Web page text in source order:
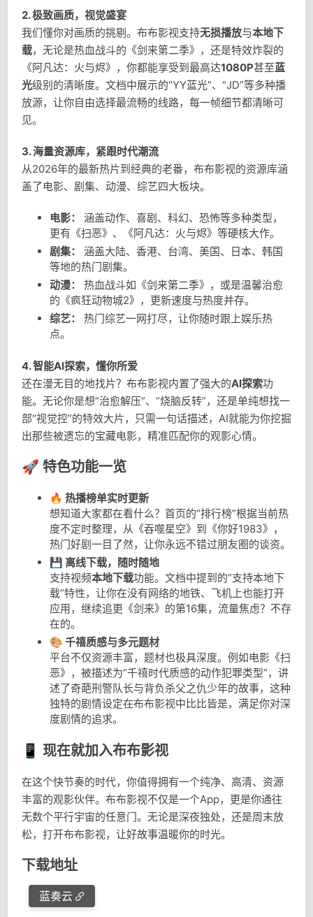
2. 极致画质，视觉盛宴
我们懂你对画质的挑剔。布布影视支持无损播放与本地下
载，无论是热血战斗的《剑来第二季》，还是特效炸裂的
《阿凡达：火与烬》，你都能享受到最高达1080P甚至蓝
光级别的清晰度。文档中展示的“YY蓝光”、“JD”等多种播
放源，让你自由选择最流畅的线路，每一帧细节都清晰可
见。
3. 海量资源库，紧跟时代潮流
从2026年的最新热片到经典的老番，布布影视的资源库涵
盖了电影、剧集、动漫、综艺四大板块。
电影：
涵盖动作、喜剧、科幻、恐怖等多种类型，
更有《扫恶》、《阿凡达：火与烬》等硬核大作。
剧集：
涵盖大陆、香港、台湾、美国、日本、韩国
等地的热门剧集。
动漫：
热血战斗如《剑来第二季》，或是温馨治愈
的《疯狂动物城2》，更新速度与热度并存。
综艺：
热门综艺一网打尽，让你随时跟上娱乐热
点。
4. 智能AI探索，懂你所爱
还在漫无目的地找片？布布影视内置了强大的AI探索功
能。无论你是想“治愈解压”、“烧脑反转”，还是单纯想找一
部“视觉控”的特效大片，只需一句话描述，AI就能为你挖掘
出那些被遗忘的宝藏电影，精准匹配你的观影心情。
🚀 特色功能一览
🔥 热播榜单实时更新
想知道大家都在看什么？首页的“排行榜”根据当前热
度不定时整理，从《吞噬星空》到《你好1983》，
热门好剧一目了然，让你永远不错过朋友圈的谈资。
💾 离线下载，随时随地
支持视频本地下载功能。文档中提到的“支持本地下
载”特性，让你在没有网络的地铁、飞机上也能打开
应用，继续追更《剑来》的第16集，流量焦虑？不存
在的。
🎨 千禧质感与多元题材
平台不仅资源丰富，题材也极具深度。例如电影《扫
恶》，被描述为“千禧时代质感的动作犯罪类型”，讲
述了奇葩刑警队长与背负杀父之仇少年的故事，这种
独特的剧情设定在布布影视中比比皆是，满足你对深
度剧情的追求。
📱 现在就加入布布影视
在这个快节奏的时代，你值得拥有一个纯净、高清、资源
丰富的观影伙伴。布布影视不仅是一个App，更是你通往
无数个平行宇宙的任意门。无论是深夜独处，还是周末放
松，打开布布影视，让好故事温暖你的时光。
下载地址
蓝奏云